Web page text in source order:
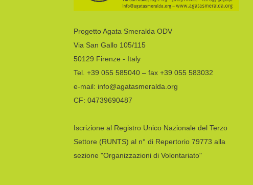
Progetto Agata Smeralda ODV
Via San Gallo 105/115
50129 Firenze - Italy
Tel. +39 055 585040 – fax +39 055 583032
e-mail: info@agatasmeralda.org
CF: 04739690487
Iscrizione al Registro Unico Nazionale del Terzo
Settore (RUNTS) al n° di Repertorio 79773 alla
sezione "Organizzazioni di Volontariato"